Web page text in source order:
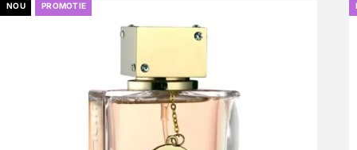
NOU PROMOTIE